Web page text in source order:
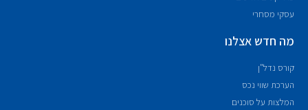
עסקי מסחרי
מה חדש אצלנו
קורס נדל"ן
הערכת שווי נכס
המלצות על סוכנים